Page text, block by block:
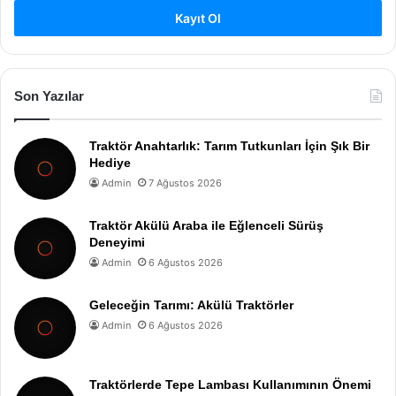
Kayıt Ol
Son Yazılar
Traktör Anahtarlık: Tarım Tutkunları İçin Şık Bir
Hediye
Admin 7 Ağustos 2026
Traktör Akülü Araba ile Eğlenceli Sürüş
Deneyimi
Admin 6 Ağustos 2026
Geleceğin Tarımı: Akülü Traktörler
Admin 6 Ağustos 2026
Traktörlerde Tepe Lambası Kullanımının Önemi